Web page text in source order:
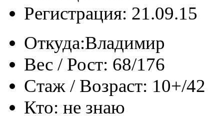
Регистрация: 21.09.15
Откуда:Владимир
Вес / Рост: 68/176
Стаж / Возраст: 10+/42
Кто: не знаю